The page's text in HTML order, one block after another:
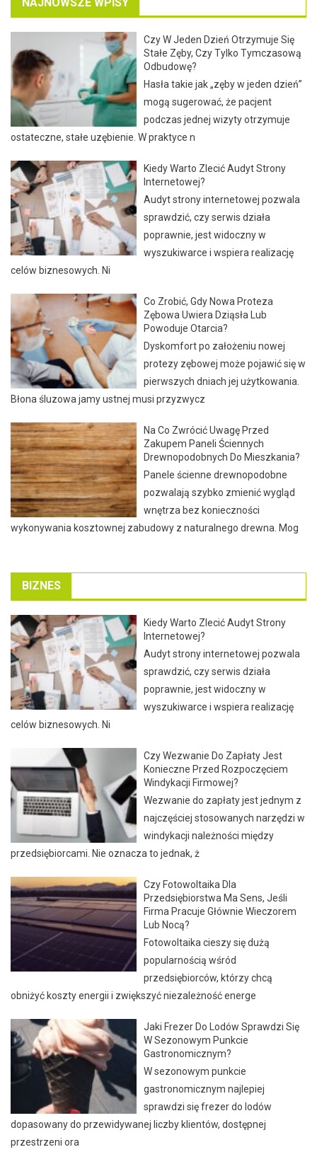
NAJNOWSZE WPISY
Czy W Jeden Dzień Otrzymuje Się
Stałe Zęby, Czy Tylko Tymczasową
Odbudowę?
Hasła takie jak „zęby w jeden dzień”
mogą sugerować, że pacjent
podczas jednej wizyty otrzymuje
ostateczne, stałe uzębienie. W praktyce n
Kiedy Warto Zlecić Audyt Strony
Internetowej?
Audyt strony internetowej pozwala
sprawdzić, czy serwis działa
poprawnie, jest widoczny w
wyszukiwarce i wspiera realizację
celów biznesowych. Ni
Co Zrobić, Gdy Nowa Proteza
Zębowa Uwiera Dziąsła Lub
Powoduje Otarcia?
Dyskomfort po założeniu nowej
protezy zębowej może pojawić się w
pierwszych dniach jej użytkowania.
Błona śluzowa jamy ustnej musi przyzwycz
Na Co Zwrócić Uwagę Przed
Zakupem Paneli Ściennych
Drewnopodobnych Do Mieszkania?
Panele ścienne drewnopodobne
pozwalają szybko zmienić wygląd
wnętrza bez konieczności
wykonywania kosztownej zabudowy z naturalnego drewna. Mog
BIZNES
Kiedy Warto Zlecić Audyt Strony
Internetowej?
Audyt strony internetowej pozwala
sprawdzić, czy serwis działa
poprawnie, jest widoczny w
wyszukiwarce i wspiera realizację
celów biznesowych. Ni
Czy Wezwanie Do Zapłaty Jest
Konieczne Przed Rozpoczęciem
Windykacji Firmowej?
Wezwanie do zapłaty jest jednym z
najczęściej stosowanych narzędzi w
windykacji należności między
przedsiębiorcami. Nie oznacza to jednak, ż
Czy Fotowoltaika Dla
Przedsiębiorstwa Ma Sens, Jeśli
Firma Pracuje Głównie Wieczorem
Lub Nocą?
Fotowoltaika cieszy się dużą
popularnością wśród
przedsiębiorców, którzy chcą
obniżyć koszty energii i zwiększyć niezależność energe
Jaki Frezer Do Lodów Sprawdzi Się
W Sezonowym Punkcie
Gastronomicznym?
W sezonowym punkcie
gastronomicznym najlepiej
sprawdzi się frezer do lodów
dopasowany do przewidywanej liczby klientów, dostępnej
przestrzeni ora